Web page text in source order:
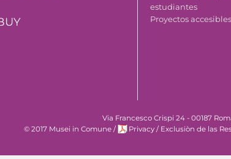
estudiantes
Proyectos accesibles
Via Francesco Crispi 24 - 00187
© 2017 Musei in Comune / Privacy / Exclusiòn de las